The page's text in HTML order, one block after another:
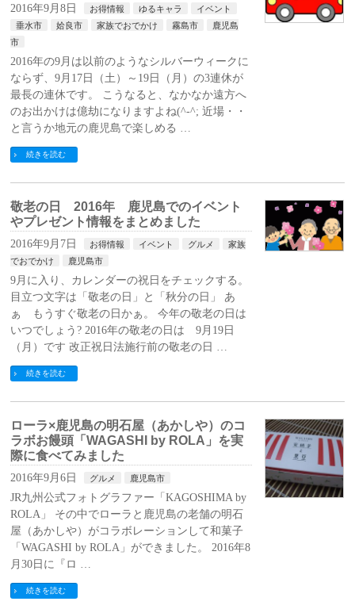
2016年9月8日 お得情報 ゆるキャラ
イベント
垂水市
姶良市 家族でおでかけ 霧島市
鹿児島
市
2016年の9月は以前のようなシルバーウィークに
ならず、9月17日（土）～19日（月）の3連休が
最長の連休です。 こうなると、なかなか遠方へ
のお出かけは億劫になりますよね(^-^; 近場・・
と言うか地元の鹿児島で楽しめる …
続きを読む
敬老の日 2016年 鹿児島でのイベント
やプレゼント情報をまとめました
2016年9月7日 お得情報 イベント グルメ
家族
でおでかけ
鹿児島市
9月に入り、カレンダーの祝日をチェックする。
目立つ文字は「敬老の日」と「秋分の日」 あ
ぁ もうすぐ敬老の日かぁ。 今年の敬老の日は
いつでしょう? 2016年の敬老の日は 9月19日
（月）です 改正祝日法施行前の敬老の日 …
続きを読む
ローラ×鹿児島の明石屋（あかしや）のコ
ラボお饅頭「WAGASHI by ROLA」を実
際に食べてみました
2016年9月6日 グルメ 鹿児島市
JR九州公式フォトグラファー「KAGOSHIMA by
ROLA」 その中でローラと鹿児島の老舗の明石
屋（あかしや）がコラボレーションして和菓子
「WAGASHI by ROLA」ができました。 2016年8
月30日に『ロ …
続きを読む